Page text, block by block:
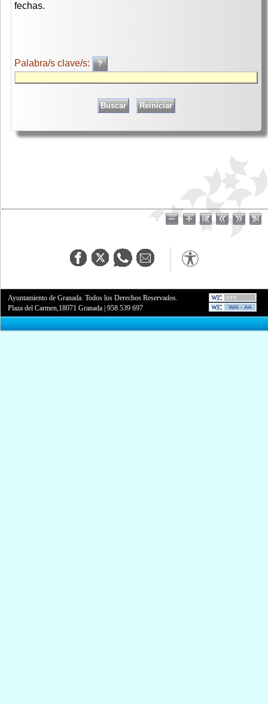
fechas.
Palabra/s clave/s:
Ayuntamiento de Granada. Todos los Derechos Reservados.
Plaza del Carmen,18071 Granada |958 539 697